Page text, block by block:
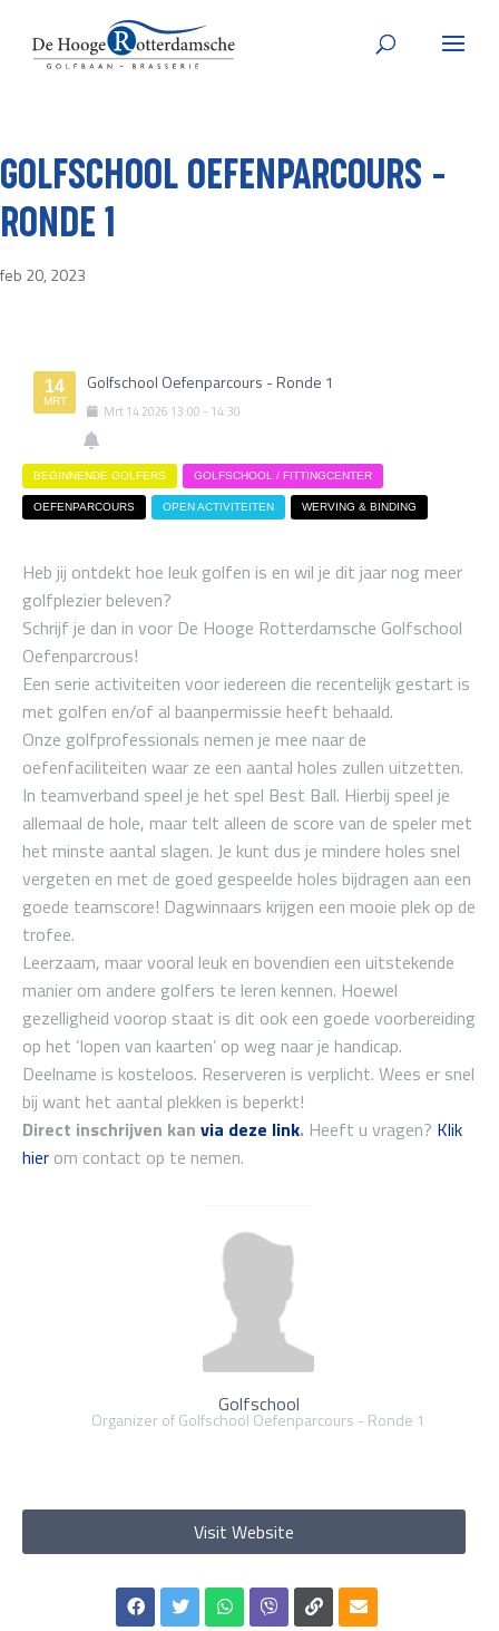
GOLFSCHOOL OEFENPARCOURS –
RONDE 1
feb 20, 2023
14
MRT
Golfschool Oefenparcours - Ronde 1
Mrt142026 13:00 - 14:30
BEGINNENDE GOLFERS GOLFSCHOOL / FITTINGCENTER
OEFENPARCOURS OPEN ACTIVITEITEN WERVING & BINDING
Heb jij ontdekt hoe leuk golfen is en wil je dit jaar nog meer
golfplezier beleven?
Schrijf je dan in voor De Hooge Rotterdamsche Golfschool
Oefenparcrous!
Een serie activiteiten voor iedereen die recentelijk gestart is
met golfen en/of al baanpermissie heeft behaald.
Onze golfprofessionals nemen je mee naar de
oefenfaciliteiten waar ze een aantal holes zullen uitzetten.
In teamverband speel je het spel Best Ball. Hierbij speel je
allemaal de hole, maar telt alleen de score van de speler met
het minste aantal slagen. Je kunt dus je mindere holes snel
vergeten en met de goed gespeelde holes bijdragen aan een
goede teamscore! Dagwinnaars krijgen een mooie plek op de
trofee.
Leerzaam, maar vooral leuk en bovendien een uitstekende
manier om andere golfers te leren kennen. Hoewel
gezelligheid voorop staat is dit ook een goede voorbereiding
op het ‘lopen van kaarten’ op weg naar je handicap.
Deelname is kosteloos. Reserveren is verplicht. Wees er snel
bij want het aantal plekken is beperkt!
Direct inschrijven kan via deze link. Heeft u vragen? Klik
hier om contact op te nemen.
Golfschool
Organizer of Golfschool Oefenparcours - Ronde 1
Visit Website